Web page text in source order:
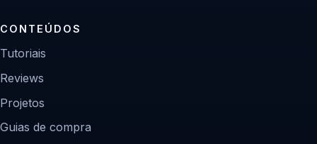
CONTEÚDOS
Tutoriais
Reviews
Projetos
Guias de compra